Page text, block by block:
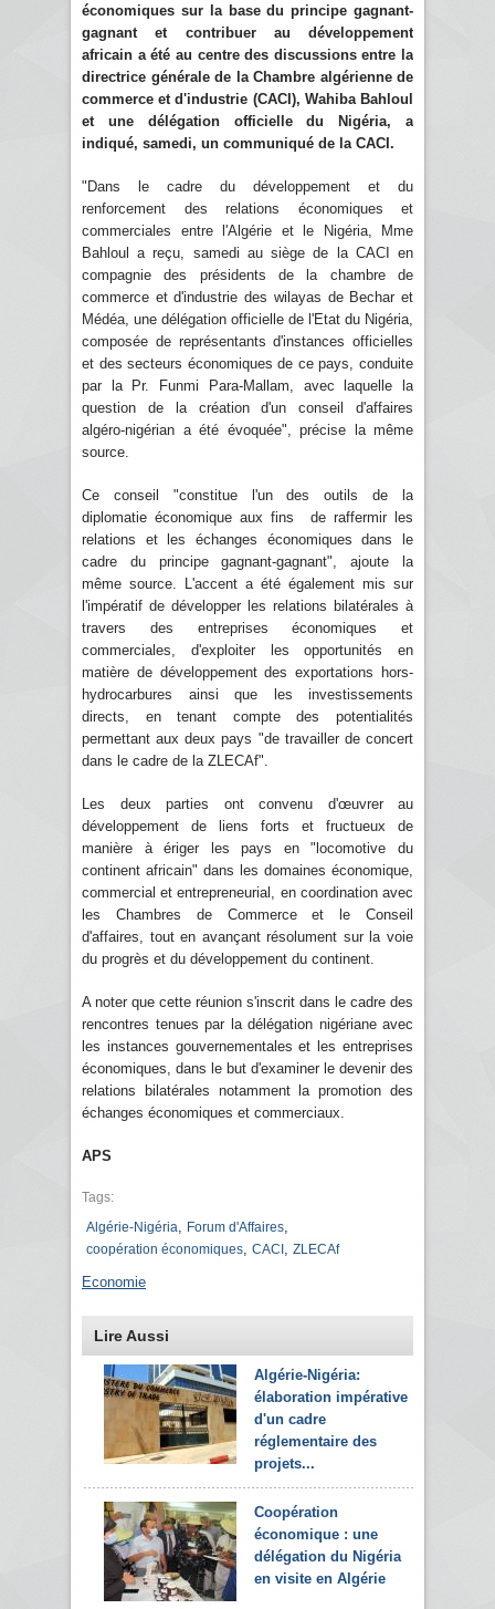
économiques sur la base du principe gagnant-
gagnant et contribuer au développement
africain a été au centre des discussions entre la
directrice générale de la Chambre algérienne de
commerce et d'industrie (CACI), Wahiba Bahloul
et une délégation officielle du Nigéria, a
indiqué, samedi, un communiqué de la CACI.
"Dans le cadre du développement et du
renforcement des relations économiques et
commerciales entre l'Algérie et le Nigéria, Mme
Bahloul a reçu, samedi au siège de la CACI en
compagnie des présidents de la chambre de
commerce et d'industrie des wilayas de Bechar et
Médéa, une délégation officielle de l'Etat du Nigéria,
composée de représentants d'instances officielles
et des secteurs économiques de ce pays, conduite
par la Pr. Funmi Para-Mallam, avec laquelle la
question de la création d'un conseil d'affaires
algéro-nigérian a été évoquée", précise la même
source.
Ce conseil "constitue l'un des outils de la
diplomatie économique aux fins de raffermir les
relations et les échanges économiques dans le
cadre du principe gagnant-gagnant", ajoute la
même source. L'accent a été également mis sur
l'impératif de développer les relations bilatérales à
travers des entreprises économiques et
commerciales, d'exploiter les opportunités en
matière de développement des exportations hors-
hydrocarbures ainsi que les investissements
directs, en tenant compte des potentialités
permettant aux deux pays "de travailler de concert
dans le cadre de la ZLECAf".
Les deux parties ont convenu d'œuvrer au
développement de liens forts et fructueux de
manière à ériger les pays en "locomotive du
continent africain" dans les domaines économique,
commercial et entrepreneurial, en coordination avec
les Chambres de Commerce et le Conseil
d'affaires, tout en avançant résolument sur la voie
du progrès et du développement du continent.
A noter que cette réunion s'inscrit dans le cadre des
rencontres tenues par la délégation nigériane avec
les instances gouvernementales et les entreprises
économiques, dans le but d'examiner le devenir des
relations bilatérales notamment la promotion des
échanges économiques et commerciaux.
APS
Tags:
Algérie-Nigéria
Forum d'Affaires
coopération économiques CACI ZLECAf
Economie
Lire Aussi
Algérie-Nigéria:
élaboration impérative
d'un cadre
réglementaire des
projets...
Coopération
économique : une
délégation du Nigéria
en visite en Algérie